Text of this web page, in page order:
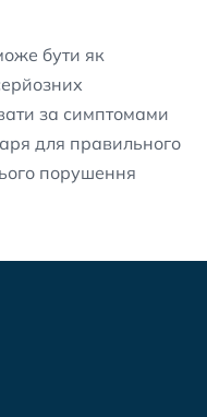
бути як
за симптомами
для правильного
порушення